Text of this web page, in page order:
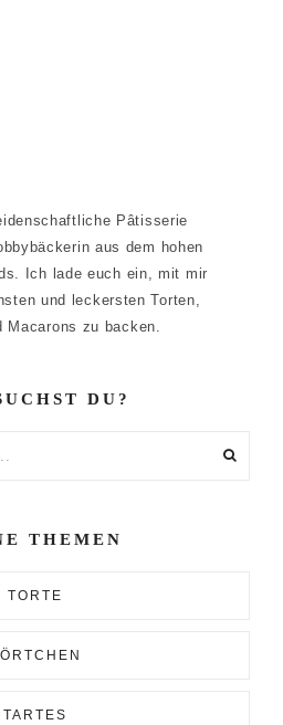
Pâtisserie
aus dem hohen
Ich lade euch ein, mit mir
und leckersten Torten,
Macarons zu backen.
DU?
THEMEN
TORTE
TARTES